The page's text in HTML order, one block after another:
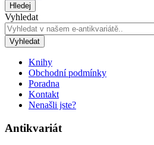
Hledej
Vyhledat
Vyhledat
Knihy
Obchodní podmínky
Poradna
Kontakt
Nenašli jste?
Antikvariát